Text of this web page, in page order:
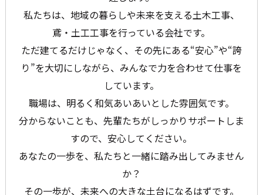
私たちは、地域の暮らしや未来を支える土木工事、
鳶・土工工事を行っている会社です。
ただ建てるだけじゃなく、その先にある“安心”や“誇
り”を大切にしながら、みんなで力を合わせて仕事を
しています。
職場は、明るく和気あいあいとした雰囲気です。
分からないことも、先輩たちがしっかりサポートしま
すので、安心してください。
あなたの一歩を、私たちと一緒に踏み出してみません
か？
その一歩が、未来への大きな土台になるはずです。
お問い合わせはこちら